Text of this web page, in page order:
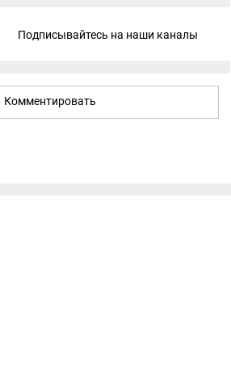
Подписывайтесь на наши каналы
Комментировать